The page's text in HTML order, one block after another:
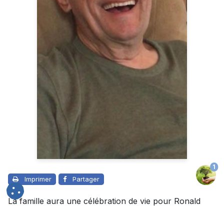
Imprimer Partager
1
La famille aura une célébration de vie pour Ronald